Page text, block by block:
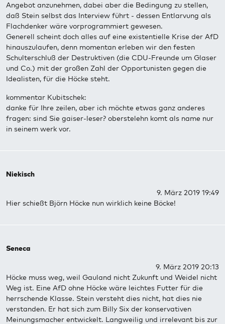
Angebot anzunehmen, dabei aber die Bedingung zu stellen,
daß Stein selbst das Interview führt - dessen Entlarvung als
Flachdenker wäre vorprogrammiert gewesen.
Generell scheint doch alles auf eine existentielle Krise der AfD
hinauszulaufen, denn momentan erleben wir den festen
Schulterschluß der Destruktiven (die CDU-Freunde um Glaser
und Co.) mit der großen Zahl der Opportunisten gegen die
Idealisten, für die Höcke steht.
kommentar Kubitschek:
danke für Ihre zeilen, aber ich möchte etwas ganz anderes
fragen: sind Sie gaiser-leser? oberstelehn komt als name nur
in seinem werk vor.
Niekisch
9. März 2019 19:49
Hier schießt Björn Höcke nun wirklich keine Böcke!
Seneca
9. März 2019 20:13
Höcke muss weg, weil Gauland nicht Zukunft und Weidel nicht
Weg ist. Eine AfD ohne Höcke wäre leichtes Futter für die
herrschende Klasse. Stein versteht dies nicht, hat dies nie
verstanden. Er hat sich zum Billy Six der konservativen
Meinungsmacher entwickelt. Langweilig und irrelevant bis zur